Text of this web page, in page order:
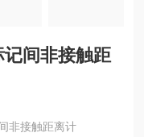
间非接触距
非接触距离计